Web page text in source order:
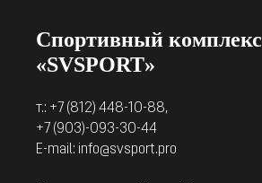
Спортивный комплекс
«SVSPORT»
т.: +7 (812) 448-10-88,
+7 (903)-093-30-44
E-mail: info@svsport.pro